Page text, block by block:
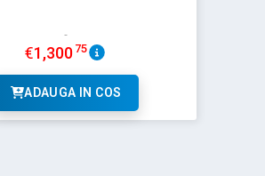
€1,300 75
ADAUGA IN COS